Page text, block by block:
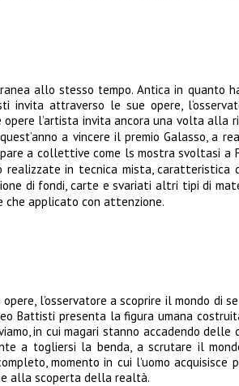
allo stesso tempo. Antica in
invita attraverso le sue opere,
l’artista invita ancora una volta
a vincere il premio Galasso, a
a collettive come ls mostra
in tecnica mista,
di fondi, carte e svariati altri tipi di
che applicato con attenzione.
l’osservatore a scoprire il mondo di
Battisti presenta la figura umana
in cui magari stanno accadendo
a togliersi la benda, a scrutare il
momento in cui l’uomo
alla scoperta della realtà.